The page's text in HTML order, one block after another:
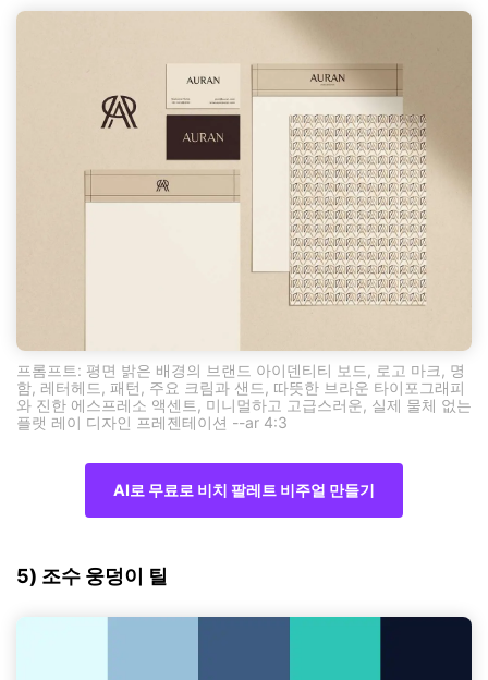
프롬프트: 평면 밝은 배경의 브랜드 아이덴티티 보드, 로고 마크, 명
함, 레터헤드, 패턴, 주요 크림과 샌드, 따뜻한 브라운 타이포그래피
와 진한 에스프레소 액센트, 미니멀하고 고급스러운, 실제 물체 없는
플랫 레이 디자인 프레젠테이션 --ar 4:3
AI로 무료로 비치 팔레트 비주얼 만들기
5) 조수 웅덩이 틸